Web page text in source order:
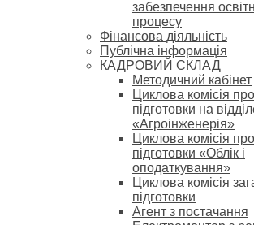
забезпечення
процесу
Фінансова діяльність
Публічна інформація
КАДРОВИЙ СКЛАД
Методичний кабінет
Циклова комісія
підготовки на
«Агроінженерія»
Циклова комісія
підготовки «Облік і
оподаткування»
Циклова комісія
підготовки
Агент з постачання